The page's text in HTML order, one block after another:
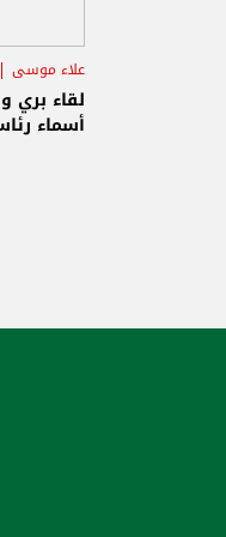
علاء موسى
لقاء بري
أسماء